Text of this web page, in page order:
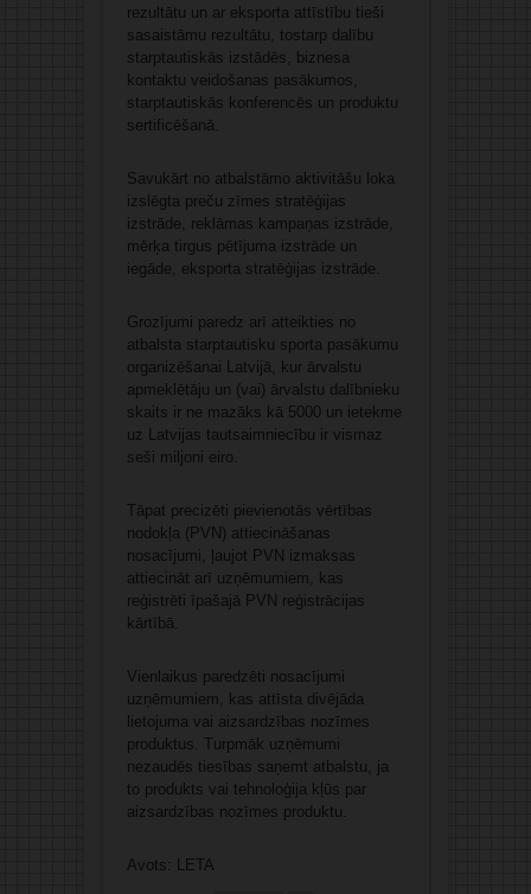
rezultātu un ar eksporta attīstību tieši
sasaistāmu rezultātu, tostarp dalību
starptautiskās izstādēs, biznesa
kontaktu veidošanas pasākumos,
starptautiskās konferencēs un produktu
sertificēšanā.
Savukārt no atbalstāmo aktivitāšu loka
izslēgta preču zīmes stratēģijas
izstrāde, reklāmas kampaņas izstrāde,
mērķa tirgus pētījuma izstrāde un
iegāde, eksporta stratēģijas izstrāde.
Grozījumi paredz arī atteikties no
atbalsta starptautisku sporta pasākumu
organizēšanai Latvijā, kur ārvalstu
apmeklētāju un (vai) ārvalstu dalībnieku
skaits ir ne mazāks kā 5000 un ietekme
uz Latvijas tautsaimniecību ir vismaz
seši miljoni eiro.
Tāpat precizēti pievienotās vērtības
nodokļa (PVN) attiecināšanas
nosacījumi, ļaujot PVN izmaksas
attiecināt arī uzņēmumiem, kas
reģistrēti īpašajā PVN reģistrācijas
kārtībā.
Vienlaikus paredzēti nosacījumi
uzņēmumiem, kas attīsta divējāda
lietojuma vai aizsardzības nozīmes
produktus. Turpmāk uzņēmumi
nezaudēs tiesības saņemt atbalstu, ja
to produkts vai tehnoloģija kļūs par
aizsardzības nozīmes produktu.
Avots: LETA